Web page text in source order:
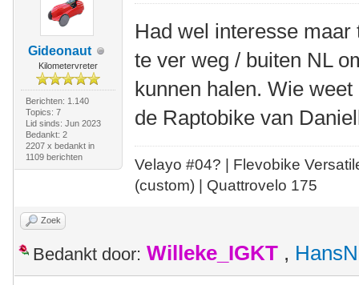
Gideonaut
Kilometervreter
Berichten: 1.140
Topics: 7
Lid sinds: Jun 2023
Bedankt: 2
2207 x bedankt in
1109 berichten
Had wel interesse
te ver weg / buiten NL
kunnen halen. Wie
de Raptobike van
Velayo #04? | Flevobike
(custom) | Quattrovelo 175
Zoek
Bedankt door: Willeke_IGKT ,